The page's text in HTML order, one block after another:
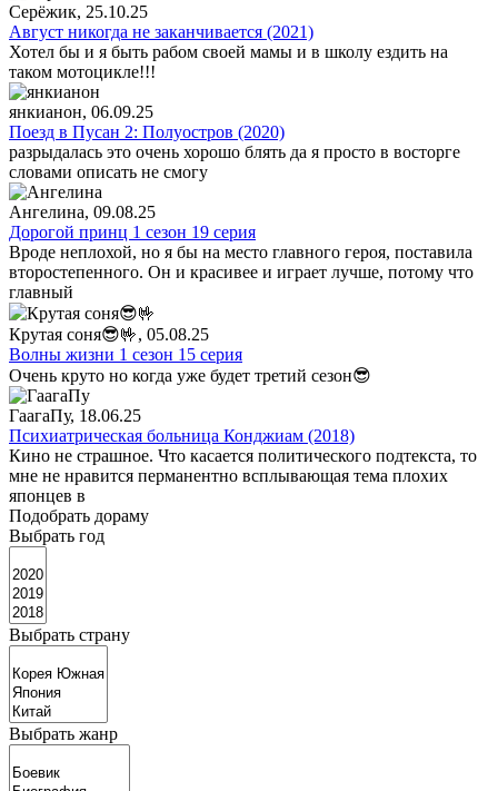
Серёжик, 25.10.25
Август никогда не заканчивается (2021)
Хотел бы и я быть рабом своей мамы и в школу ездить на
таком мотоцикле!!!
янкианон, 06.09.25
Поезд в Пусан 2: Полуостров (2020)
разрыдалась это очень хорошо блять да я просто в восторге
словами описать не смогу
Ангелина, 09.08.25
Дорогой принц 1 сезон 19 серия
Вроде неплохой, но я бы на место главного героя, поставила
второстепенного. Он и красивее и играет лучше, потому что
главный
Крутая соня😎🤟, 05.08.25
Волны жизни 1 сезон 15 серия
Очень круто но когда уже будет третий сезон😎
ГаагаПу, 18.06.25
Психиатрическая больница Конджиам (2018)
Кино не страшное. Что касается политического подтекста, то
мне не нравится перманентно всплывающая тема плохих
японцев в
Подобрать дораму
Выбрать год
Выбрать страну
Выбрать жанр